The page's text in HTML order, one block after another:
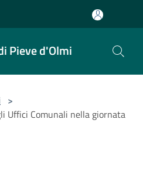
Pieve d'Olmi
>
Uffici Comunali nella giornata